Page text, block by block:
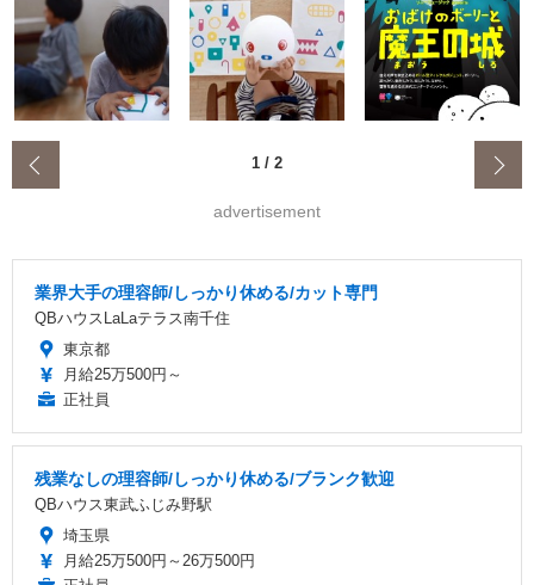
1 / 2
advertisement
業界大手の理容師/しっかり休める/カット専門
QBハウスLaLaテラス南千住
東京都
月給25万500円～
正社員
残業なしの理容師/しっかり休める/ブランク歓迎
QBハウス東武ふじみ野駅
埼玉県
月給25万500円～26万500円